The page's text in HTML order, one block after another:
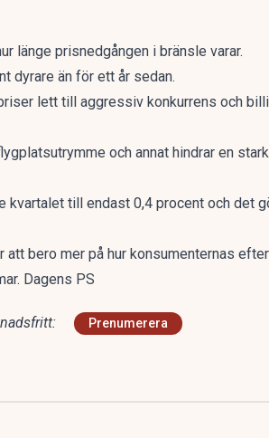
länge prisnedgången i bränsle varar.
dyrare än för ett år sedan.
lett till aggressiv konkurrens och
och annat hindrar en
till endast 0,4 procent och det
bero mer på hur konsumenternas
Dagens PS
Prenumerera